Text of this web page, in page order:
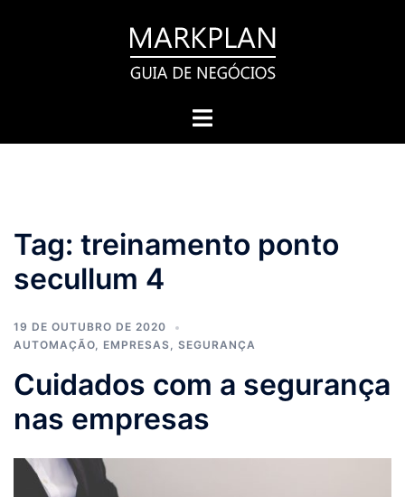
Toggle
Tag: treinamento ponto
secullum 4
19 DE OUTUBRO DE 2020
AUTOMAÇÃO, EMPRESAS, SEGURANÇA
Cuidados com a segurança
nas empresas